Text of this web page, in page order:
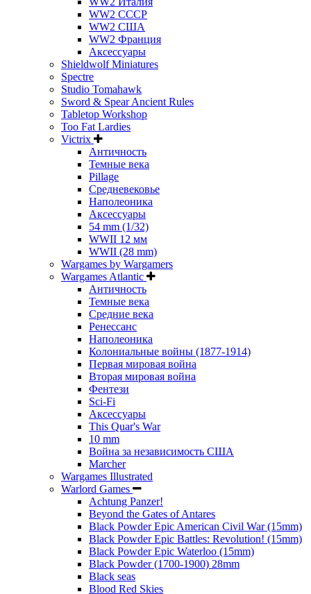
WW2 СССР
WW2 США
WW2 Франция
Аксессуары
Shieldwolf Miniatures
Spectre
Studio Tomahawk
Sword & Spear Ancient Rules
Tabletop Workshop
Too Fat Lardies
Victrix
Античность
Темные века
Pillage
Средневековье
Наполеоника
Аксессуары
54 mm (1/32)
WWII 12 мм
WWII (28 mm)
Wargames by Wargamers
Wargames Atlantic
Античность
Темные века
Средние века
Ренессанс
Наполеоника
Колониальные войны (1877-1914)
Первая мировая война
Вторая мировая война
Фентези
Sci-Fi
Аксессуары
This Quar's War
10 mm
Война за независимость США
Marcher
Wargames Illustrated
Warlord Games
Achtung Panzer!
Beyond the Gates of Antares
Black Powder Epic American Civil War (15mm)
Black Powder Epic Battles: Revolution! (15mm)
Black Powder Epic Waterloo (15mm)
Black Powder (1700-1900) 28mm
Black seas
Blood Red Skies